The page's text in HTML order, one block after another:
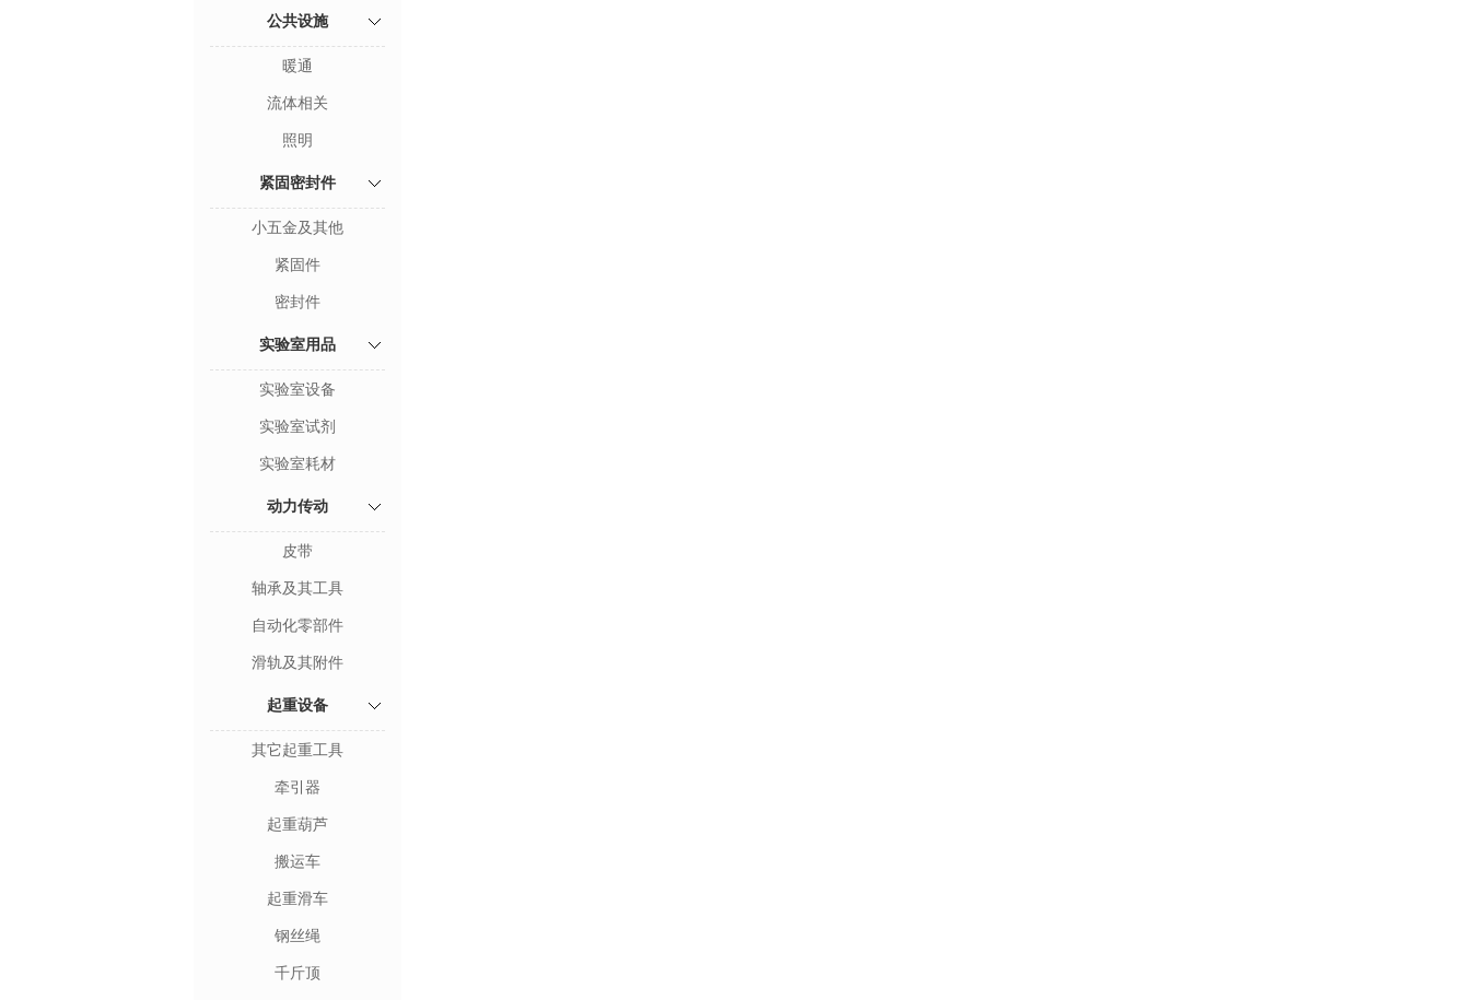
公共设施
暖通
流体相关
照明
紧固密封件
小五金及其他
紧固件
密封件
实验室用品
实验室设备
实验室试剂
实验室耗材
动力传动
皮带
轴承及其工具
自动化零部件
滑轨及其附件
起重设备
其它起重工具
牵引器
起重葫芦
搬运车
起重滑车
钢丝绳
千斤顶